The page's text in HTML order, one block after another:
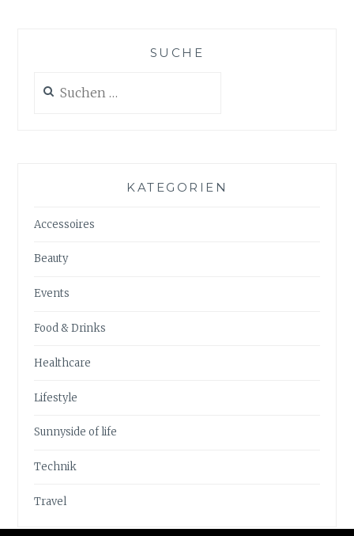
SUCHE
nach:
KATEGORIEN
Accessoires
Beauty
Events
Food & Drinks
Healthcare
Lifestyle
Sunnyside of life
Technik
Travel